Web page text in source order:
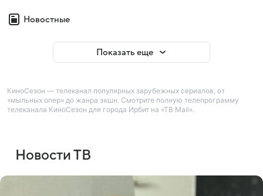
Новостные
Показать еще
КиноСезон — телеканал популярных зарубежных сериалов, от
«мыльных опер» до жанра экшн. Смотрите полную телепрограмму
телеканала КиноСезон для города Ирбит на «ТВ Mail».
Новости ТВ